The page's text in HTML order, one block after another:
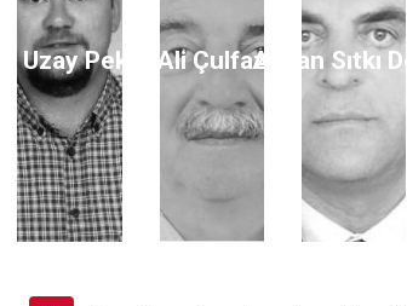
Ali Uzay Peker Ali ÇulfazAyhan Sıtkı